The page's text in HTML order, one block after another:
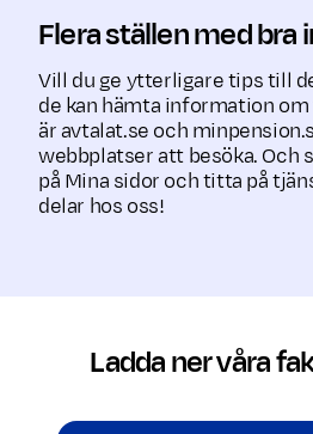
Flera ställen med
Vill du ge ytterligare tips till
de kan hämta information
är avtalat.se och
webbplatser att besöka. Och
på Mina sidor och titta på
delar hos oss!
Ladda ner våra